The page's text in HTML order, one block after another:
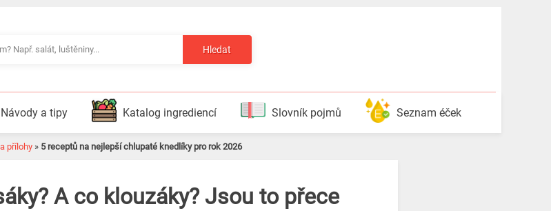
Hledat
Návody a tipy Katalog ingrediencí Slovník pojmů Seznam éček
přílohy » 5 receptů na nejlepší chlupaté knedlíky pro rok 2026
A co klouzáky? Jsou to přece